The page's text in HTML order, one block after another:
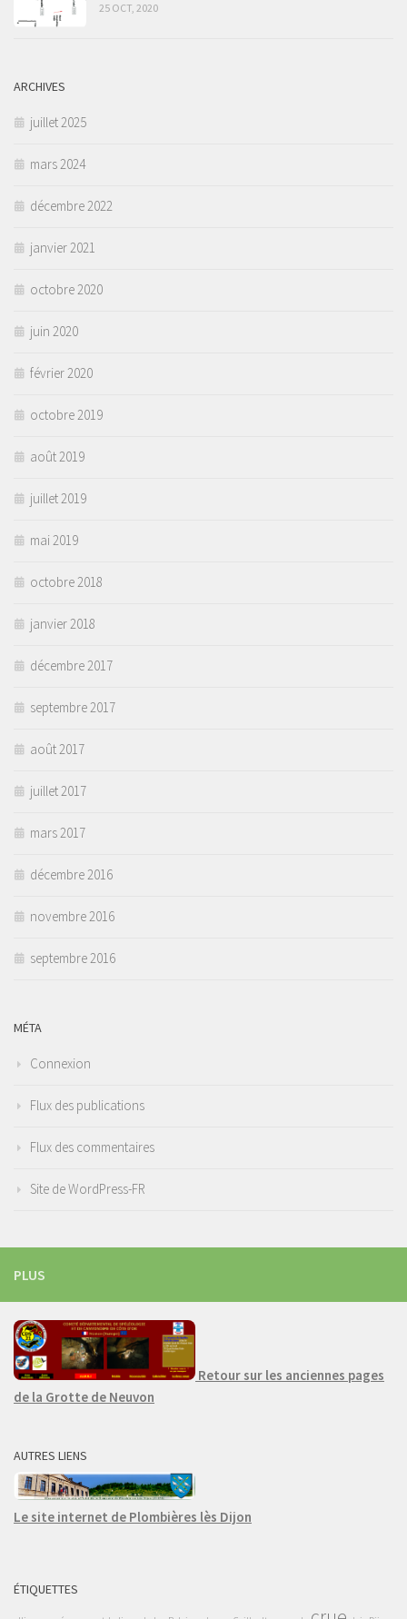
25 OCT, 2020
ARCHIVES
juillet 2025
mars 2024
décembre 2022
janvier 2021
octobre 2020
juin 2020
février 2020
octobre 2019
août 2019
juillet 2019
mai 2019
octobre 2018
janvier 2018
décembre 2017
septembre 2017
août 2017
juillet 2017
mars 2017
décembre 2016
novembre 2016
septembre 2016
MÉTA
Connexion
Flux des publications
Flux des commentaires
Site de WordPress-FR
PLUS
Retour sur les anciennes pages
de la Grotte de Neuvon
AUTRES LIENS
Le site internet de Plombières lès Dijon
ÉTIQUETTES